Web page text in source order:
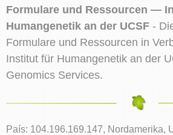
Formulare und Ressourcen —
Humangenetik an der UCSF -
Formulare und Ressourcen in
Institut für Humangenetik an der
Genomics Services.
País: 104.196.169.147, Nordamerika,